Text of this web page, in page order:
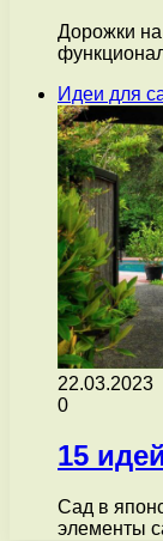
Дорожки на
Идеи для
22.03.2023
0
15
Сад в
элементы